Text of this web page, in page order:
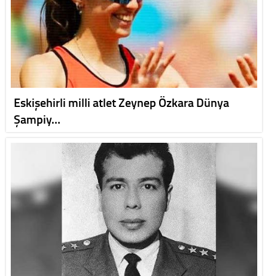
Eskişehirli milli atlet Zeynep Özkara Dünya
Şampiy…